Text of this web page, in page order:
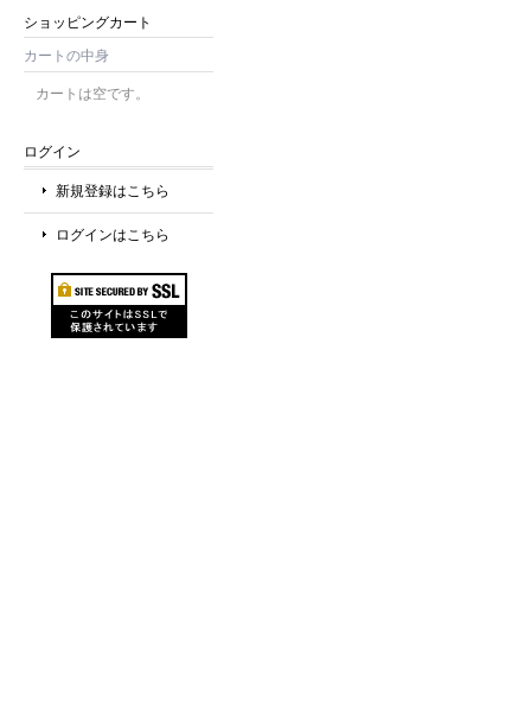
ショッピングカート
カートの中身
カートは空です。
ログイン
新規登録はこちら
ログインはこちら